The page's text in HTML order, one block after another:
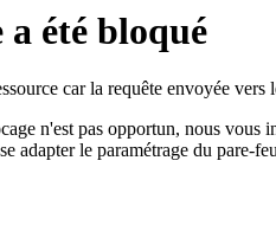
a été bloqué
car la requête envoyée vers
n'est pas opportun, nous vous
adapter le paramétrage du pare-